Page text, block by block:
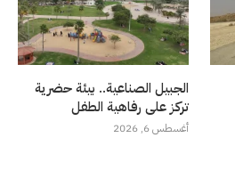
الجبيل الصناعية.. بيئة حضرية
تركز على رفاهية الطفل
أغسطس 6, 2026